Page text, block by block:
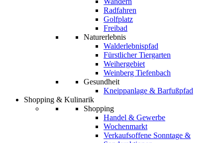
Radfahren
Golfplatz
Freibad
Naturerlebnis
Walderlebnispfad
Fürstlicher Tiergarten
Weihergebiet
Weinberg Tiefenbach
Gesundheit
Kneippanlage & Barfußpfad
Shopping & Kulinarik
Shopping
Handel & Gewerbe
Wochenmarkt
Verkaufsoffene Sonntage &